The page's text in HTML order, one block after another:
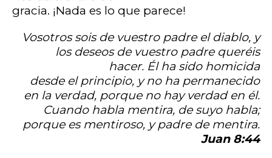
gracia. ¡Nada es lo que parece!
Vosotros sois de vuestro padre el diablo, y
los deseos de vuestro padre queréis
hacer. Él ha sido homicida
desde el principio, y no ha permanecido
en la verdad, porque no hay verdad en él.
Cuando habla mentira, de suyo habla;
porque es mentiroso, y padre de mentira.
Juan 8:44